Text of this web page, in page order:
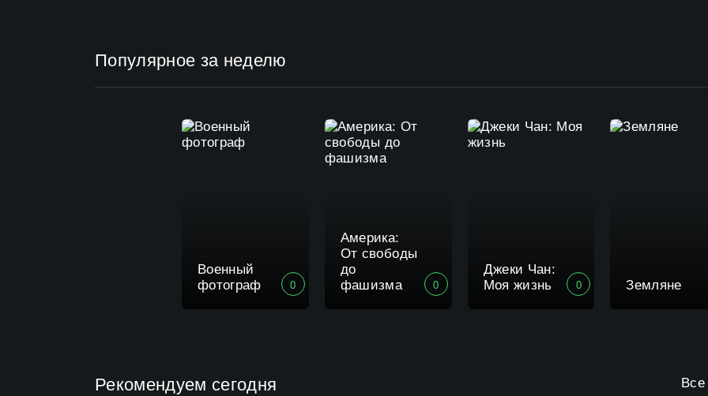
Популярное за неделю
Военный
фотограф
0
Америка:
От свободы
до
фашизма
0
Джеки Чан:
Моя жизнь
0 Земляне
Рекомендуем сегодня Все